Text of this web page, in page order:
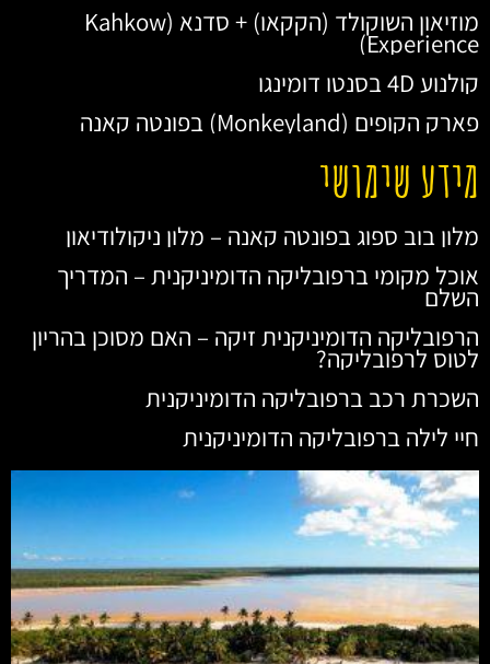
מוזיאון השוקולד (הקקאו) + סדנא (Kahkow
Experience)
קולנוע 4D בסנטו דומינגו
פארק הקופים (Monkeyland) בפונטה קאנה
מידע שימושי
מלון בוב ספוג בפונטה קאנה – מלון ניקולודיאון
אוכל מקומי ברפובליקה הדומיניקנית – המדריך
השלם
הרפובליקה הדומיניקנית זיקה – האם מסוכן בהריון
לטוס לרפובליקה?
השכרת רכב ברפובליקה הדומיניקנית
חיי לילה ברפובליקה הדומיניקנית